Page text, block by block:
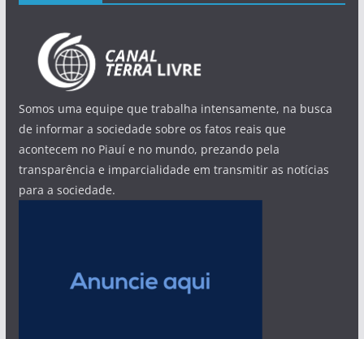
Somos uma equipe que trabalha intensamente, na busca
de informar a sociedade sobre os fatos reais que
acontecem no Piauí e no mundo, prezando pela
transparência e imparcialidade em transmitir as notícias
para a sociedade.